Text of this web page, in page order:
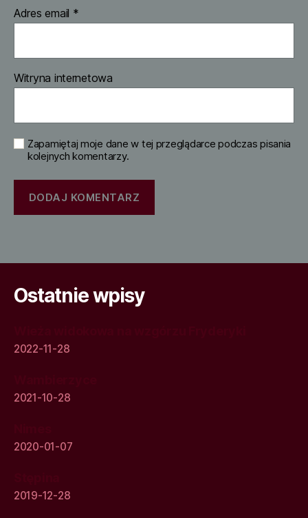
Adres email *
Witryna internetowa
Zapamiętaj moje dane w tej przeglądarce podczas pisania
kolejnych komentarzy.
Ostatnie wpisy
2022-11-28
2021-10-28
2020-01-07
2019-12-28